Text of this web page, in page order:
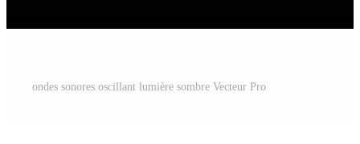
ondes sonores oscillant lumière sombre Vecteur Pro